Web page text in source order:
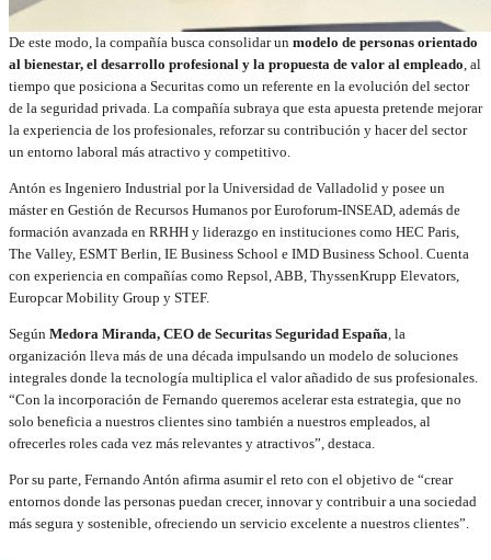
De este modo, la compañía busca consolidar un modelo de personas orientado
al bienestar, el desarrollo profesional y la propuesta de valor al empleado, al
tiempo que posiciona a Securitas como un referente en la evolución del sector
de la seguridad privada. La compañía subraya que esta apuesta pretende mejorar
la experiencia de los profesionales, reforzar su contribución y hacer del sector
un entorno laboral más atractivo y competitivo.
Antón es Ingeniero Industrial por la Universidad de Valladolid y posee un
máster en Gestión de Recursos Humanos por Euroforum-INSEAD, además de
formación avanzada en RRHH y liderazgo en instituciones como HEC Paris,
The Valley, ESMT Berlin, IE Business School e IMD Business School. Cuenta
con experiencia en compañías como Repsol, ABB, ThyssenKrupp Elevators,
Europcar Mobility Group y STEF.
Según Medora Miranda, CEO de Securitas Seguridad España, la
organización lleva más de una década impulsando un modelo de soluciones
integrales donde la tecnología multiplica el valor añadido de sus profesionales.
“Con la incorporación de Fernando queremos acelerar esta estrategia, que no
solo beneficia a nuestros clientes sino también a nuestros empleados, al
ofrecerles roles cada vez más relevantes y atractivos”, destaca.
Por su parte, Fernando Antón afirma asumir el reto con el objetivo de “crear
entornos donde las personas puedan crecer, innovar y contribuir a una sociedad
más segura y sostenible, ofreciendo un servicio excelente a nuestros clientes”.